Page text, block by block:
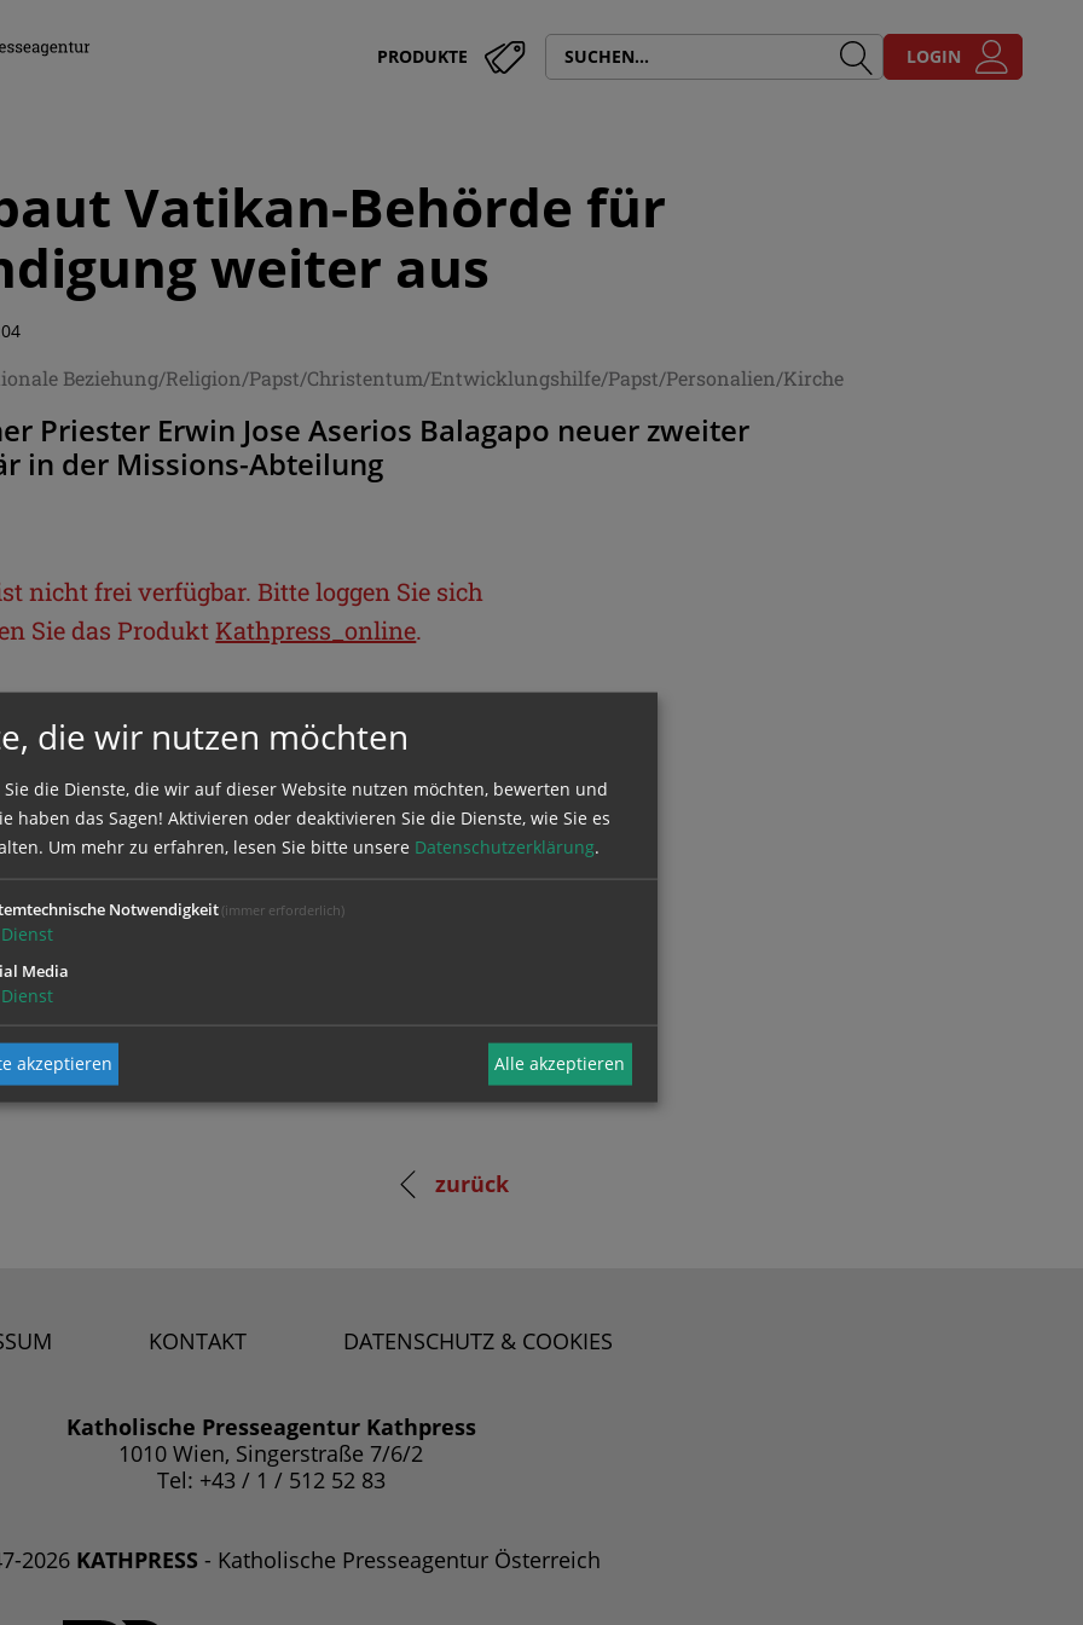
PRODUKTE LOGIN
Vatikan-Behörde für
weiter aus
Beziehung/Religion/Papst/Christentum/Entwicklungshilfe/Papst/Personalien/Kirche
Priester Erwin Jose Aserios Balagapo neuer zweiter
in der Missions-Abteilung
nicht frei verfügbar. Bitte loggen Sie sich
Sie das Produkt Kathpress_online.
sich mit Ihrem Benutzernamen und
zurück
KONTAKT DATENSCHUTZ & COOKIES
Katholische Presseagentur Kathpress
1010 Wien, Singerstraße 7/6/2
Tel: +43 / 1 / 512 52 83
2026 KATHPRESS - Katholische Presseagentur Österreich
die wir nutzen möchten
Sie die Dienste, die wir auf dieser Website nutzen möchten, bewerten und
haben das Sagen! Aktivieren oder deaktivieren Sie die Dienste, wie Sie es
Um mehr zu erfahren, lesen Sie bitte unsere Datenschutzerklärung.
Notwendigkeit (immer erforderlich)
Dienst
Media
Dienst
akzeptieren Alle akzeptieren